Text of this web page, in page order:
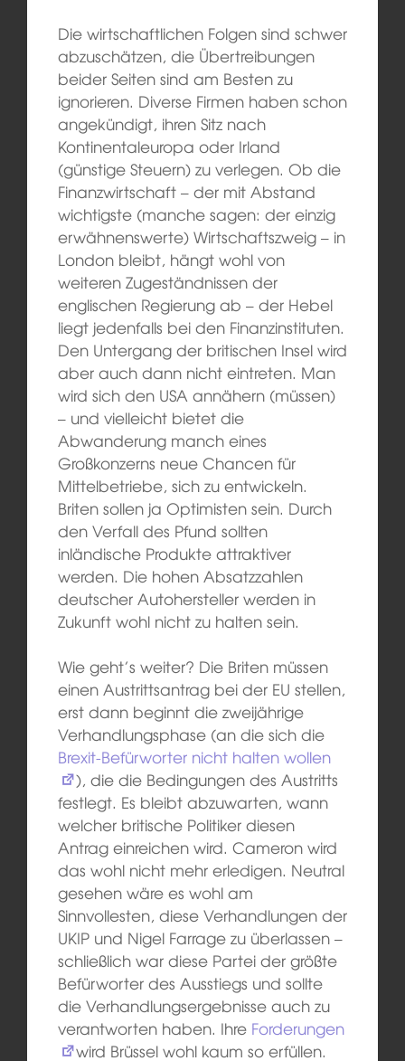
Die wirtschaftlichen Folgen sind schwer
abzuschätzen, die Übertreibungen
beider Seiten sind am Besten zu
ignorieren. Diverse Firmen haben schon
angekündigt, ihren Sitz nach
Kontinentaleuropa oder Irland
(günstige Steuern) zu verlegen. Ob die
Finanzwirtschaft – der mit Abstand
wichtigste (manche sagen: der einzig
erwähnenswerte) Wirtschaftszweig – in
London bleibt, hängt wohl von
weiteren Zugeständnissen der
englischen Regierung ab – der Hebel
liegt jedenfalls bei den Finanzinstituten.
Den Untergang der britischen Insel wird
aber auch dann nicht eintreten. Man
wird sich den USA annähern (müssen)
– und vielleicht bietet die
Abwanderung manch eines
Großkonzerns neue Chancen für
Mittelbetriebe, sich zu entwickeln.
Briten sollen ja Optimisten sein. Durch
den Verfall des Pfund sollten
inländische Produkte attraktiver
werden. Die hohen Absatzzahlen
deutscher Autohersteller werden in
Zukunft wohl nicht zu halten sein.
Wie geht’s weiter? Die Briten müssen
einen Austrittsantrag bei der EU stellen,
erst dann beginnt die zweijährige
Verhandlungsphase (an die sich die
Brexit-Befürworter nicht halten wollen
), die die Bedingungen des Austritts
festlegt. Es bleibt abzuwarten, wann
welcher britische Politiker diesen
Antrag einreichen wird. Cameron wird
das wohl nicht mehr erledigen. Neutral
gesehen wäre es wohl am
Sinnvollesten, diese Verhandlungen der
UKIP und Nigel Farrage zu überlassen –
schließlich war diese Partei der größte
Befürworter des Ausstiegs und sollte
die Verhandlungsergebnisse auch zu
verantworten haben. Ihre Forderungen
wird Brüssel wohl kaum so erfüllen.